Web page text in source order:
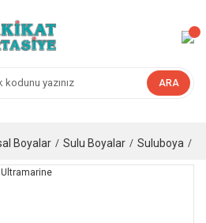
ARA
Boyalar Sulu Boyalar Suluboya